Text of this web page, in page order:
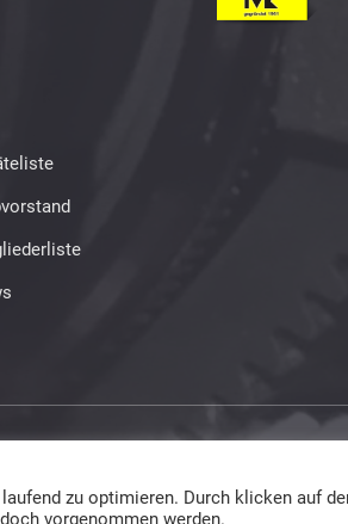
zu optimieren. Durch klicken auf
vorgenommen werden.